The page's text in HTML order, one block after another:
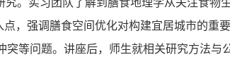
，强调膳食空间优化对构建宜居城市的重
等问题。讲座后，师生就相关研究方法与